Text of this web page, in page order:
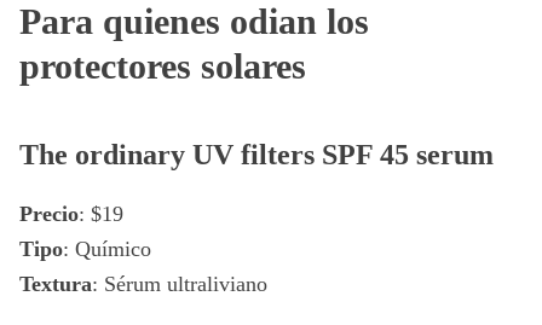
Para quienes odian los
protectores solares
The ordinary UV filters SPF 45 serum
Precio: $19
Tipo: Químico
Textura: Sérum ultraliviano